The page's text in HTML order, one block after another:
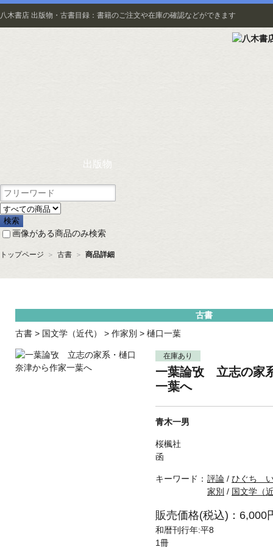
八木書店 出版物・古書目録：書籍のご注文や在庫の確認などができます
出版物
画像がある商品のみ検索
トップページ ＞ 古書 ＞ 商品詳細
古書
古書 > 国文学（近代） > 作家別 > 樋口一葉
在庫あり
一葉論攷 立志の家
一葉へ
青木一男
桜楓社
函
キーワード： 評論 / ひぐち
家別 / 国文学（
販売価格(税込)：6,000
和暦刊行年:平8
1冊